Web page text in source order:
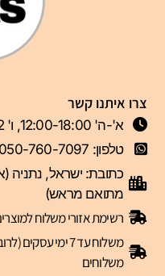
צרו איתנו קשר
א'-ה' 12:00-18:00, ו' 10-12
טלפון: 050-760-7097
כתובת: ישראל, נתניה
מתואם מראש)
רשימת אזורי משלוח
משלוחים